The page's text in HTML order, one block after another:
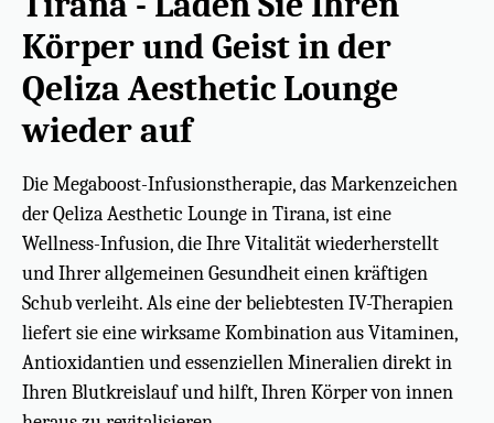
Körper und Geist in der
Qeliza Aesthetic Lounge
wieder auf
Die Megaboost-Infusionstherapie, das Markenzeichen
der Qeliza Aesthetic Lounge in Tirana, ist eine
Wellness-Infusion, die Ihre Vitalität wiederherstellt
und Ihrer allgemeinen Gesundheit einen kräftigen
Schub verleiht. Als eine der beliebtesten IV-Therapien
liefert sie eine wirksame Kombination aus Vitaminen,
Antioxidantien und essenziellen Mineralien direkt in
Ihren Blutkreislauf und hilft, Ihren Körper von innen